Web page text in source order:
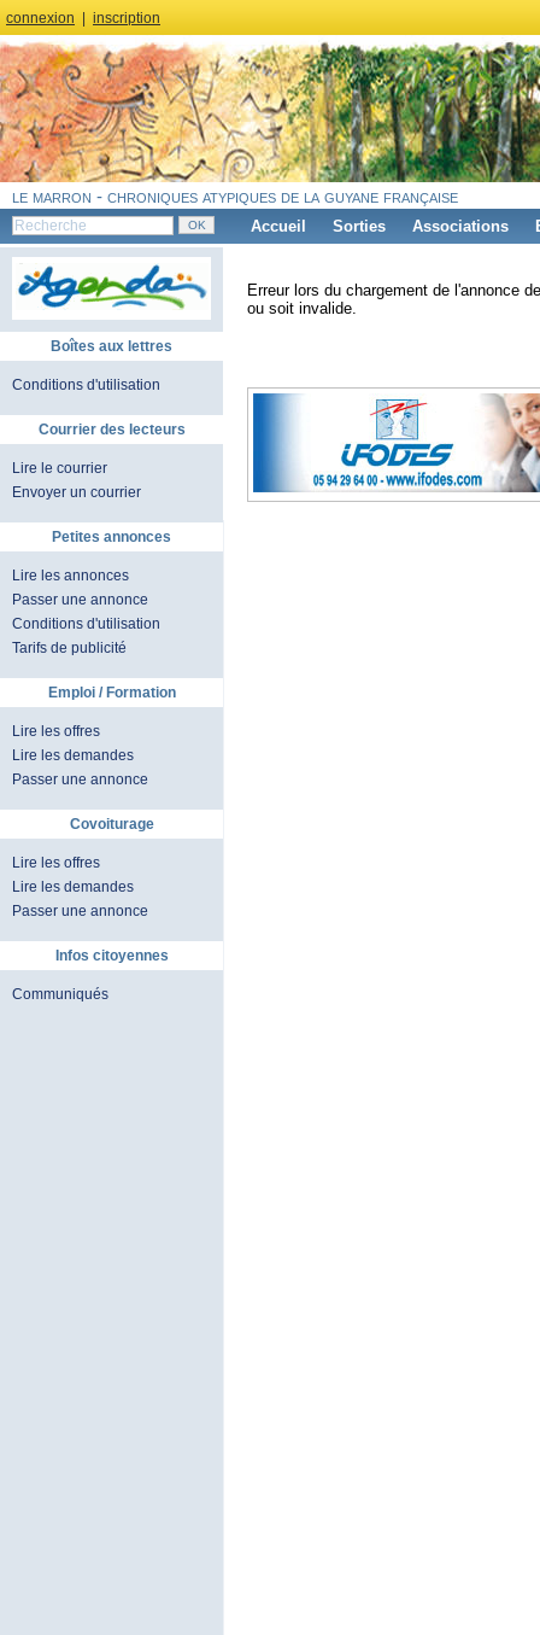
connexion inscription
le marron - chroniques atypiques de la guyane française
Accueil Sorties Associations
Boîtes aux lettres
Conditions d'utilisation
Courrier des lecteurs
Lire le courrier
Envoyer un courrier
Petites annonces
Lire les annonces
Passer une annonce
Conditions d'utilisation
Tarifs de publicité
Emploi / Formation
Lire les offres
Lire les demandes
Passer une annonce
Covoiturage
Lire les offres
Lire les demandes
Passer une annonce
Infos citoyennes
Communiqués
Erreur lors du chargement de l'annonce
ou soit invalide.